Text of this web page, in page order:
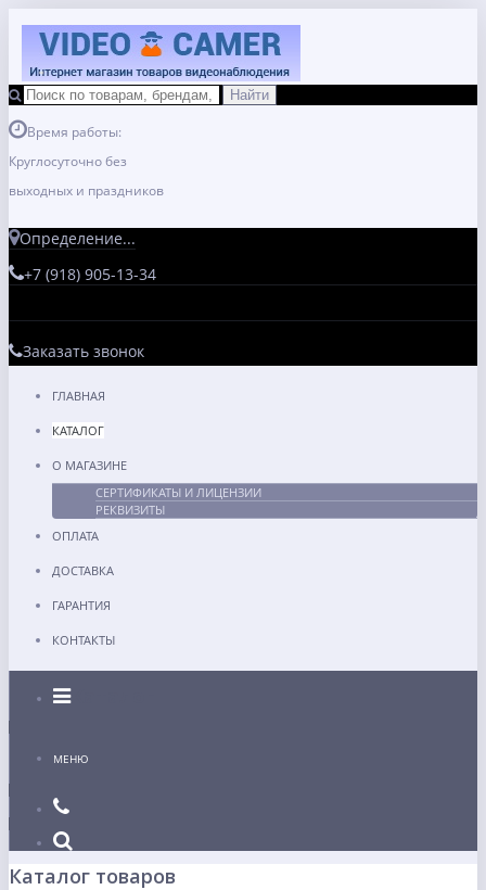
Время работы:
Круглосуточно без
выходных и праздников
Определение...
+7 (918) 905-13-34
Заказать звонок
ГЛАВНАЯ
КАТАЛОГ
О МАГАЗИНЕ
СЕРТИФИКАТЫ И ЛИЦЕНЗИИ
РЕКВИЗИТЫ
ОПЛАТА
ДОСТАВКА
ГАРАНТИЯ
КОНТАКТЫ
Каталог
МЕНЮ
Каталог товаров